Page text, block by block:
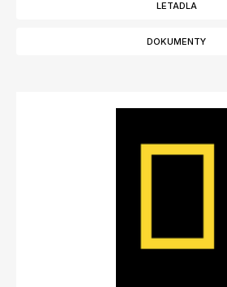
LETADLA
DOKUMENTY